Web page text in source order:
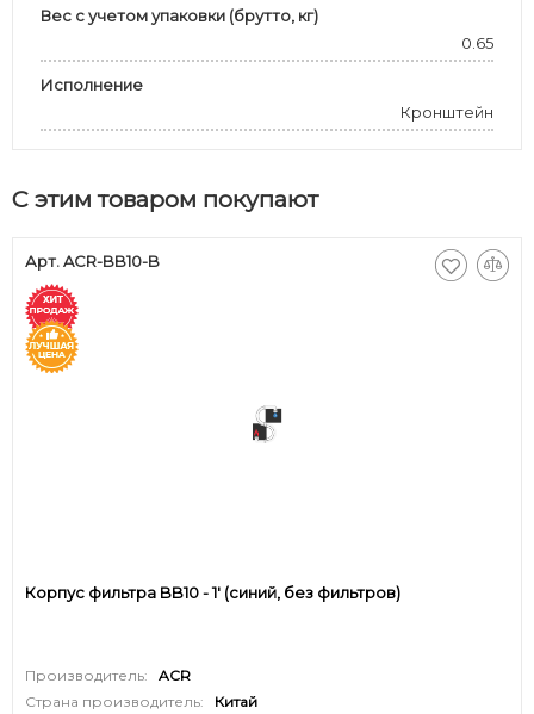
Вес с учетом упаковки (брутто, кг)
0.65
Исполнение
Кронштейн
С этим товаром покупают
Арт. ACR-BB10-B
Корпус фильтра BB10 - 1' (синий, без фильтров)
Производитель:
ACR
Страна производитель:
Китай